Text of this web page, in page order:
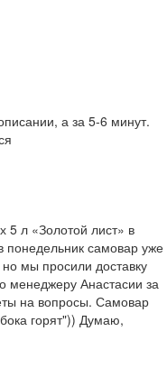
а за 5-6 минут.
5 л «Золотой лист» в
понедельник самовар уже
мы просили доставку
менеджеру Анастасии за
на вопросы. Самовар
горят")) Думаю,